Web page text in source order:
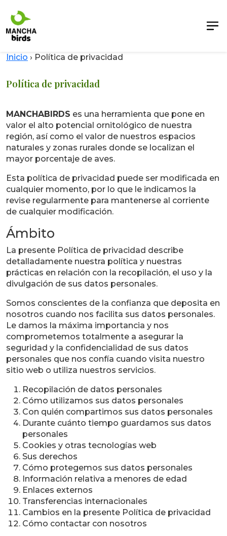
Inicio › Política de privacidad
Política de privacidad
MANCHABIRDS es una herramienta que pone en
valor el alto potencial ornitológico de nuestra
región, así como el valor de nuestros espacios
naturales y zonas rurales donde se localizan el
mayor porcentaje de aves.
Esta política de privacidad puede ser modificada en
cualquier momento, por lo que le indicamos la
revise regularmente para mantenerse al corriente
de cualquier modificación.
Ámbito
La presente Política de privacidad describe
detalladamente nuestra política y nuestras
prácticas en relación con la recopilación, el uso y la
divulgación de sus datos personales.
Somos conscientes de la confianza que deposita en
nosotros cuando nos facilita sus datos personales.
Le damos la máxima importancia y nos
comprometemos totalmente a asegurar la
seguridad y la confidencialidad de sus datos
personales que nos confía cuando visita nuestro
sitio web o utiliza nuestros servicios.
Recopilación de datos personales
Cómo utilizamos sus datos personales
Con quién compartimos sus datos personales
Durante cuánto tiempo guardamos sus datos
personales
Cookies y otras tecnologías web
Sus derechos
Cómo protegemos sus datos personales
Información relativa a menores de edad
Enlaces externos
Transferencias internacionales
Cambios en la presente Política de privacidad
Cómo contactar con nosotros